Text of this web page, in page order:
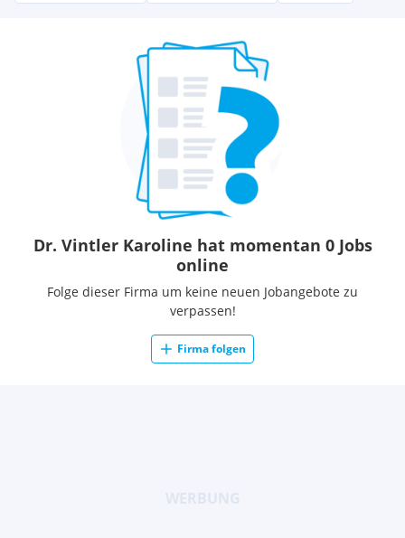
Dr. Vintler Karoline hat momentan 0 Jobs
online
Folge dieser Firma um keine neuen Jobangebote zu
verpassen!
Firma folgen